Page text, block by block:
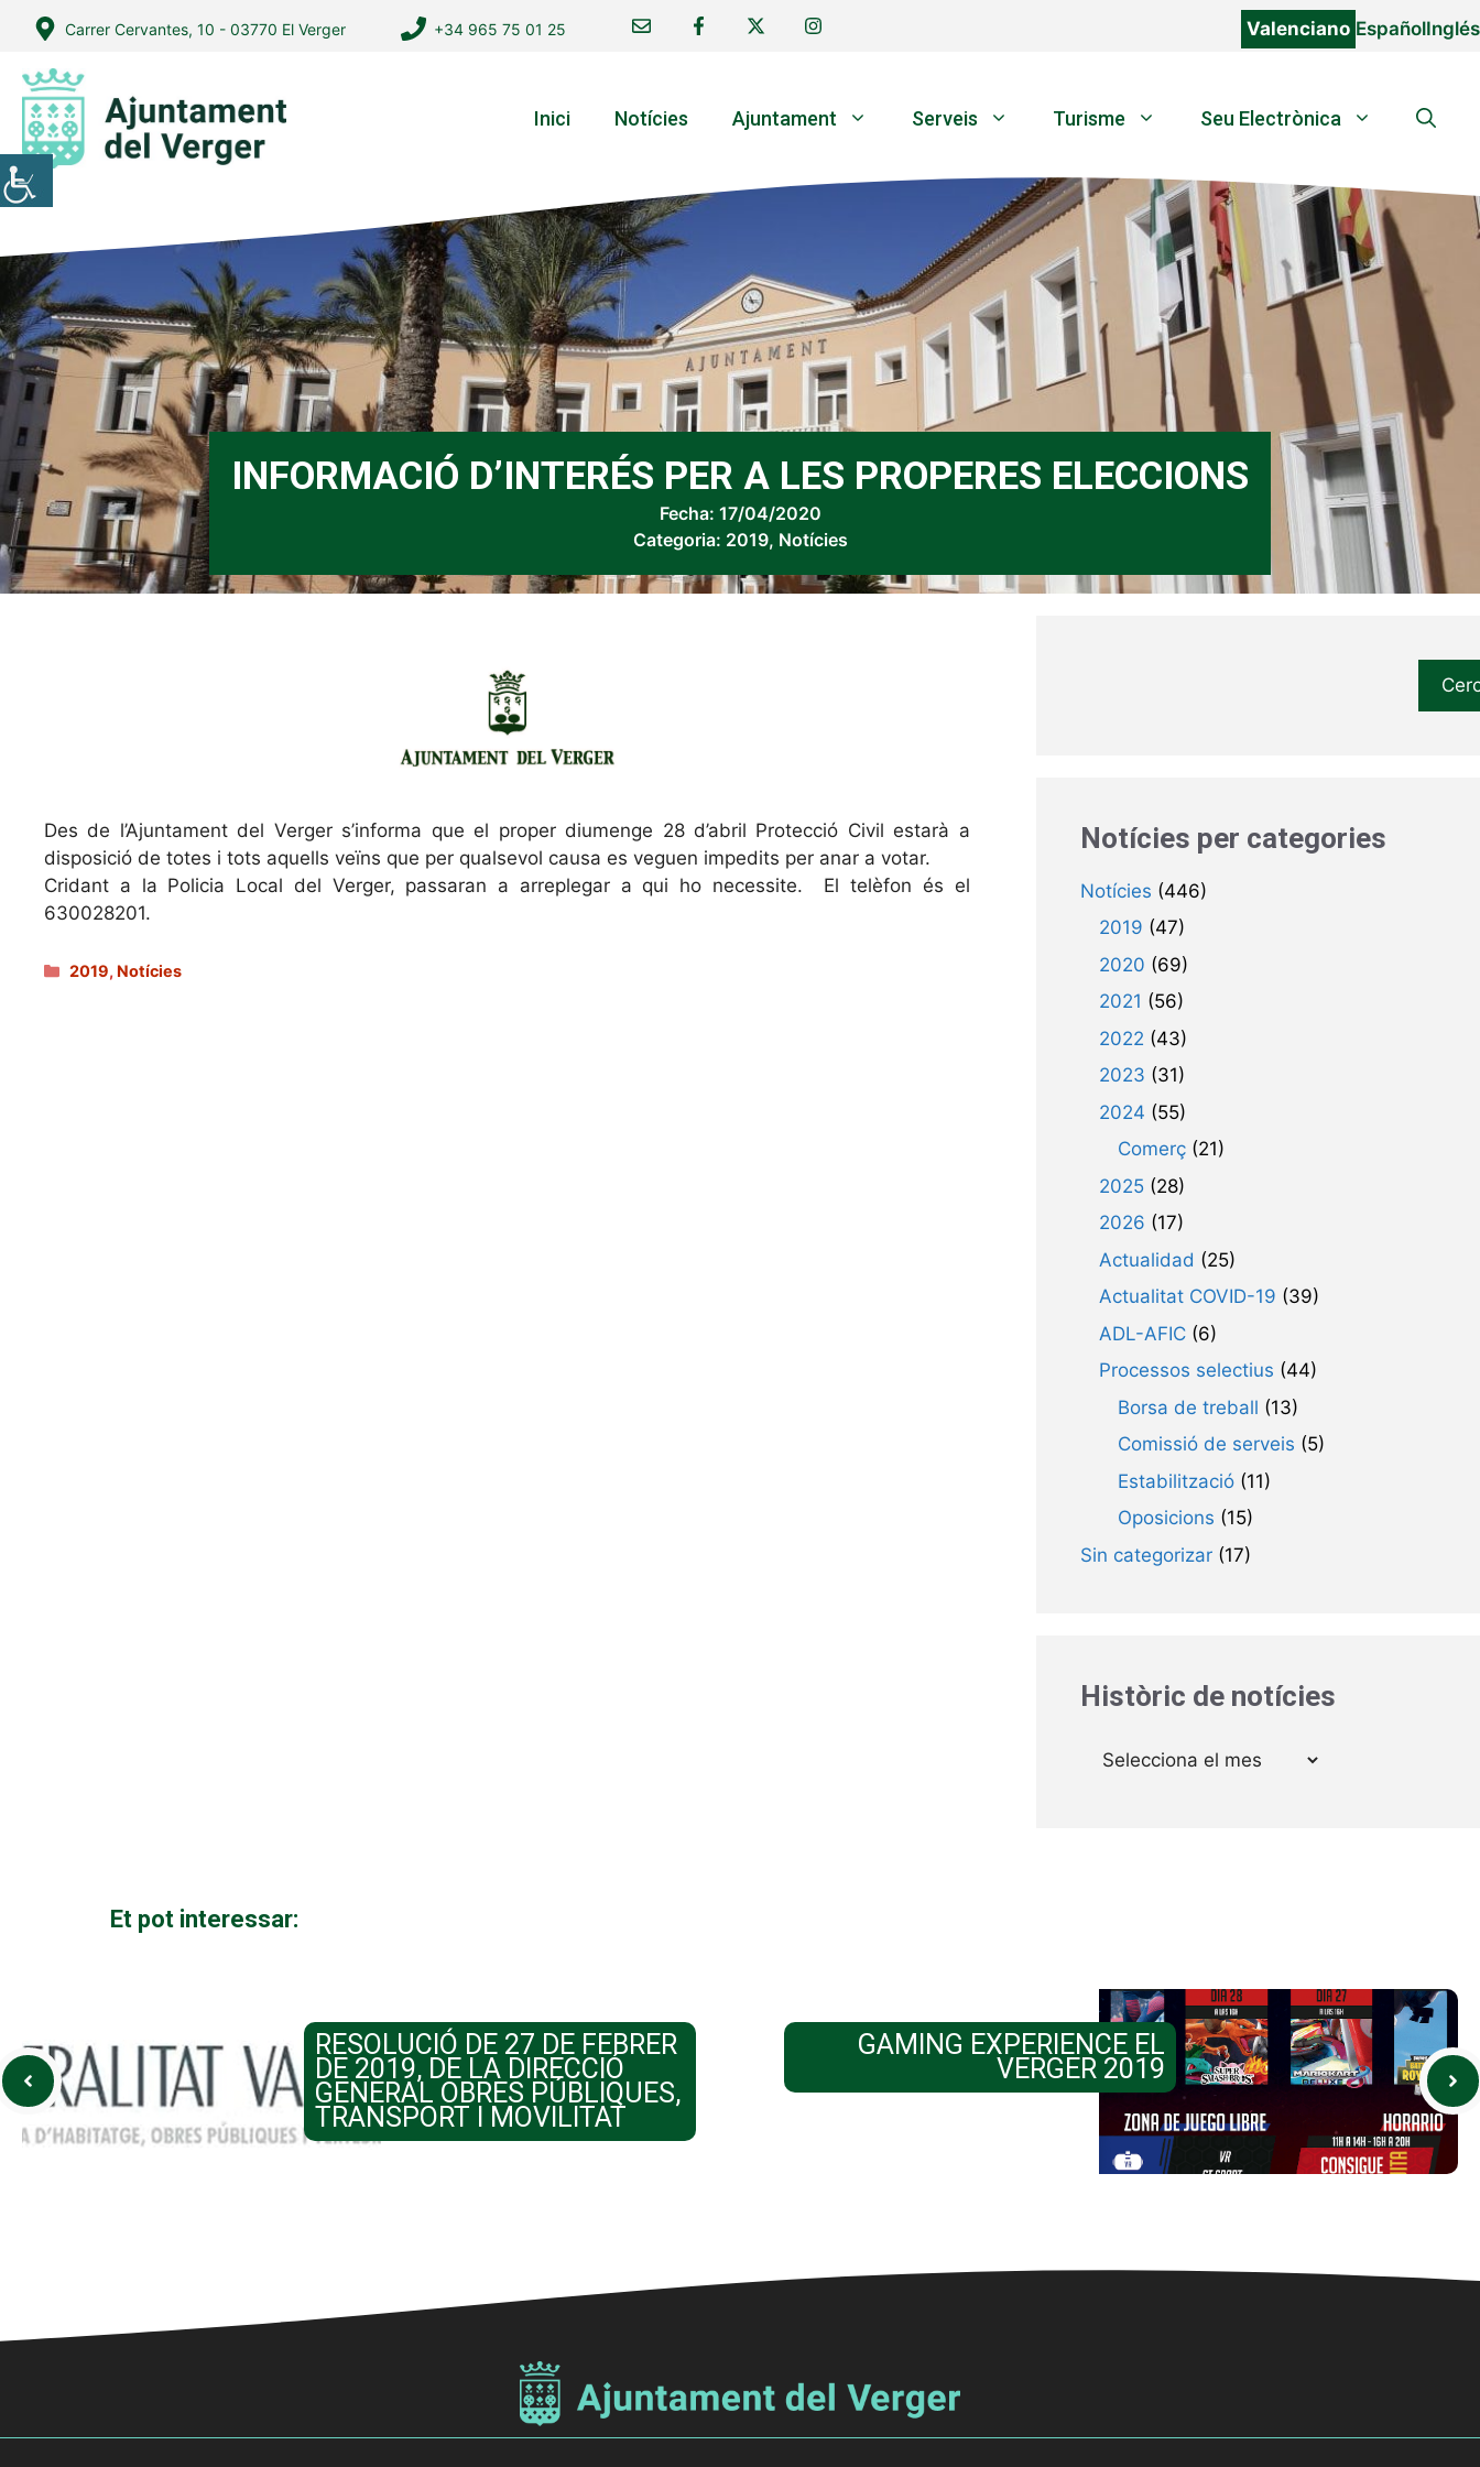
contingut
Carrer Cervantes, 10 - 03770 El Verger +34 965 75 01 25 Valenciano EspañolInglés
Inici Notícies Ajuntament Serveis Turisme Seu Electrònica
INFORMACIÓ D’INTERÉS PER A LES PROPERES ELECCIONS
Fecha: 17/04/2020
Categoria: 2019, Notícies
Des de l’Ajuntament del Verger s’informa que el proper diumenge 28 d’abril Protecció Civil estarà a
disposició de totes i tots aquells veïns que per qualsevol causa es veguen impedits per anar a votar.
Cridant a la Policia Local del Verger, passaran a arreplegar a qui ho necessite. El telèfon és el
630028201.
Categories
2019, Notícies
Notícies per categories
Notícies (446)
2019 (47)
2020 (69)
2021 (56)
2022 (43)
2023 (31)
2024 (55)
Comerç(21)
2025(28)
2026 (17)
Actualidad (25)
Actualitat COVID-19 (39)
ADL-AFIC(6)
Processos selectius (44)
Borsa de treball (13)
Comissió de serveis (5)
Estabilització(11)
Oposicions (15)
Sin categorizar(17)
Històric de notícies
Arxius
Et pot interessar:
RESOLUCIÓ DE 27 DE FEBRER
DE 2019, DE LA DIRECCIÓ
GENERAL OBRES PÚBLIQUES,
TRANSPORT I MOVILITAT
GAMING EXPERIENCE EL
VERGER 2019